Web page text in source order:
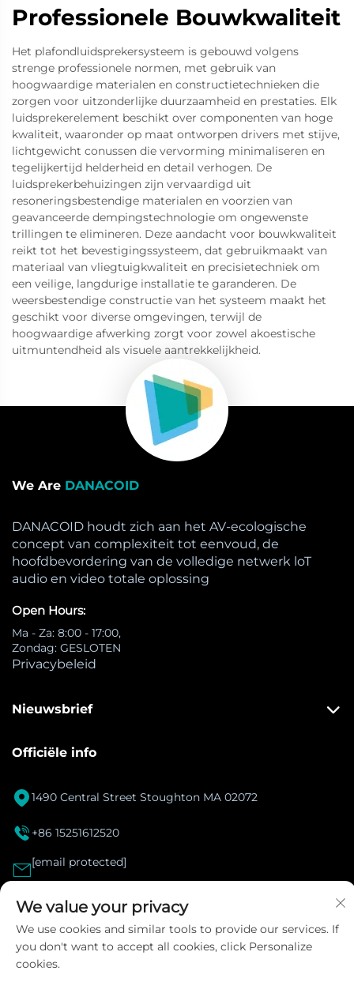
Professionele Bouwkwaliteit
Het plafondluidsprekersysteem is gebouwd volgens
strenge professionele normen, met gebruik van
hoogwaardige materialen en constructietechnieken die
zorgen voor uitzonderlijke duurzaamheid en prestaties. Elk
luidsprekerelement beschikt over componenten van hoge
kwaliteit, waaronder op maat ontworpen drivers met stijve,
lichtgewicht conussen die vervorming minimaliseren en
tegelijkertijd helderheid en detail verhogen. De
luidsprekerbehuizingen zijn vervaardigd uit
resoneringsbestendige materialen en voorzien van
geavanceerde dempingstechnologie om ongewenste
trillingen te elimineren. Deze aandacht voor bouwkwaliteit
reikt tot het bevestigingssysteem, dat gebruikmaakt van
materiaal van vliegtuigkwaliteit en precisietechniek om
een veilige, langdurige installatie te garanderen. De
weersbestendige constructie van het systeem maakt het
geschikt voor diverse omgevingen, terwijl de
hoogwaardige afwerking zorgt voor zowel akoestische
uitmuntendheid als visuele aantrekkelijkheid.
We Are DANACOID
DANACOID houdt zich aan het AV-ecologische
concept van complexiteit tot eenvoud, de
hoofdbevordering van de volledige netwerk loT
audio en video totale oplossing
Open Hours:
Ma - Za: 8:00 - 17:00,
Zondag: GESLOTEN
Privacybeleid
Nieuwsbrief
Officiële info
1490 Central Street Stoughton MA 02072
 +86 15251612520
[email protected]
We value your privacy
We use cookies and similar tools to provide our services. If
you don't want to accept all cookies, click Personalize
cookies.